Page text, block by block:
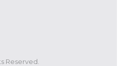
Reserved.